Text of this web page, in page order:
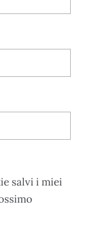
salvi i miei